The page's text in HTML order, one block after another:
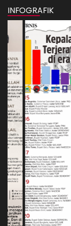
INFOGRAFIK